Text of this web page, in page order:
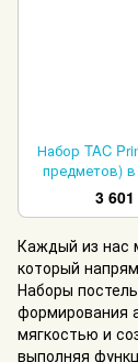
Набор TAC
предметов)
бортиками
3 601
Каждый из нас
который
Наборы
формирования
мягкостью и
выполняя